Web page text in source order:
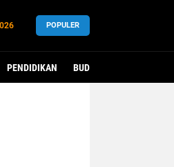
POPULER
PENDIDIKAN BUDAYA